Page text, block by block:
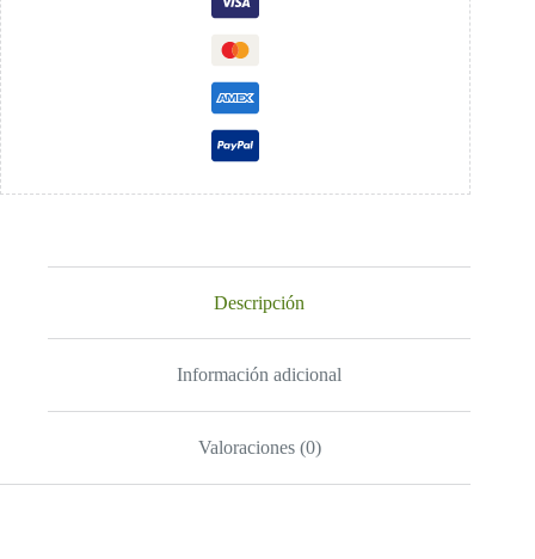
Descripción
Información adicional
Valoraciones (0)